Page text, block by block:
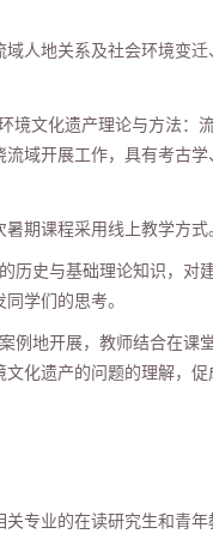
人地关系及社会环境变
境文化遗产理论与方法：
域开展工作，具有考古
期课程采用线上教学方式
历史与基础理论知识，
学们的思考。
例地开展，教师结合在
化遗产的问题的理解，
专业的在读研究生和青